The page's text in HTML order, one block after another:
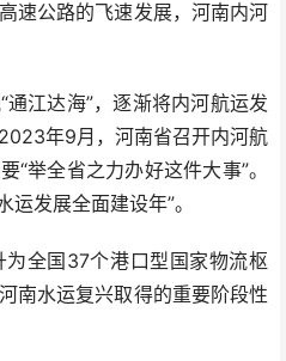
公路的飞速发展，河南内河
江达海”，逐渐将内河航运发
年9月，河南省召开内河航
“举全省之力办好这件大事”。
发展全面建设年”。
国37个港口型国家物流枢
南水运复兴取得的重要阶段性